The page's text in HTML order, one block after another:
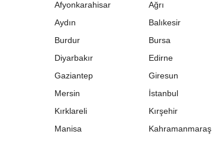
Afyonkarahisar Ağrı
Aydın Balıkesir
Burdur Bursa
Diyarbakır Edirne
Gaziantep Giresun
Mersin İstanbul
Kırklareli Kırşehir
Manisa Kahramanmaraş